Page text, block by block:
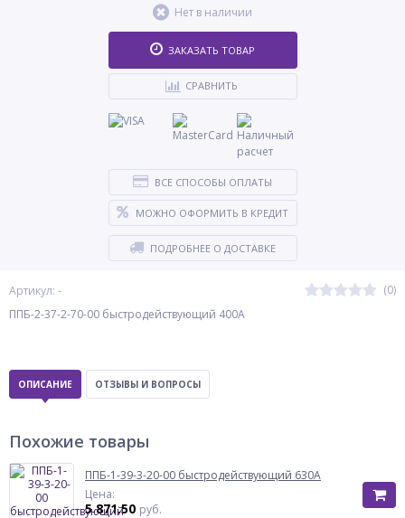
Артикул: -
(0)
ППБ-2-37-2-70-00 быстродействующий 400А
Нет в наличии
ЗАКАЗАТЬ ТОВАР
СРАВНИТЬ
ВСЕ СПОСОБЫ ОПЛАТЫ
МОЖНО ОФОРМИТЬ В КРЕДИТ
ПОДРОБНЕЕ О ДОСТАВКЕ
ОПИСАНИЕ ОТЗЫВЫ И ВОПРОСЫ
Похожие товары
ППБ-1-39-3-20-00 быстродействующий 630А
Цена:
5 871.50 руб.